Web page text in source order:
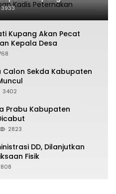
3933
Kupang Akan Pecat
Kepala Desa
Calon Sekda Kabupaten
3402
Prabu Kabupaten
2823
DD, Dilanjutkan
Fisik